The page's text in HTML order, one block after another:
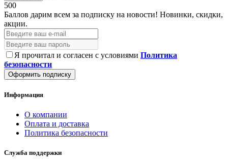
500
Баллов дарим всем за подписку на новости! Новинки, скидки,
акции.
Я прочитал и согласен с условиями Политика
безопасности
Оформить подписку
Информация
О компании
Оплата и доставка
Политика безопасности
Служба поддержки